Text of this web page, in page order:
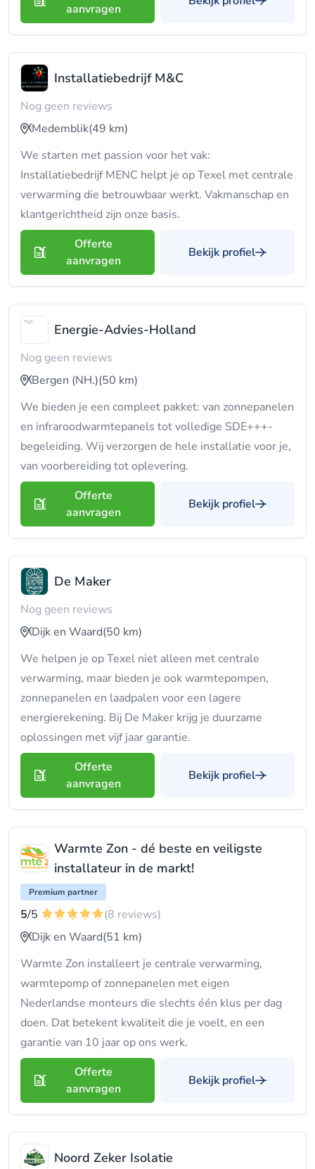
aanvragen
Installatiebedrijf M&C
Nog geen reviews
Medemblik(49 km)
We starten met passion voor het vak:
Installatiebedrijf MENC helpt je op Texel met centrale
verwarming die betrouwbaar werkt. Vakmanschap en
klantgerichtheid zijn onze basis.
Offerte
aanvragen
Bekijk profiel
Energie-Advies-Holland
Nog geen reviews
Bergen (NH.)(50 km)
We bieden je een compleet pakket: van zonnepanelen
en infraroodwarmtepanels tot volledige SDE+++-
begeleiding. Wij verzorgen de hele installatie voor je,
van voorbereiding tot oplevering.
Offerte
aanvragen
Bekijk profiel
De Maker
Nog geen reviews
Dijk en Waard(50 km)
We helpen je op Texel niet alleen met centrale
verwarming, maar bieden je ook warmtepompen,
zonnepanelen en laadpalen voor een lagere
energierekening. Bij De Maker krijg je duurzame
oplossingen met vijf jaar garantie.
Offerte
aanvragen
Bekijk profiel
Warmte Zon - dé beste en veiligste
installateur in de markt!
Premium partner
5/5
(8 reviews)
Dijk en Waard(51 km)
Warmte Zon installeert je centrale verwarming,
warmtepomp of zonnepanelen met eigen
Nederlandse monteurs die slechts één klus per dag
doen. Dat betekent kwaliteit die je voelt, en een
garantie van 10 jaar op ons werk.
Offerte
aanvragen
Bekijk profiel
Noord Zeker Isolatie